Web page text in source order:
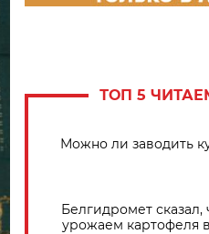
ТОП 5
Можно ли заводить
Белгидромет сказал,
урожаем картофеля